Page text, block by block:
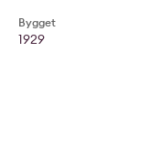
Bygget
1929